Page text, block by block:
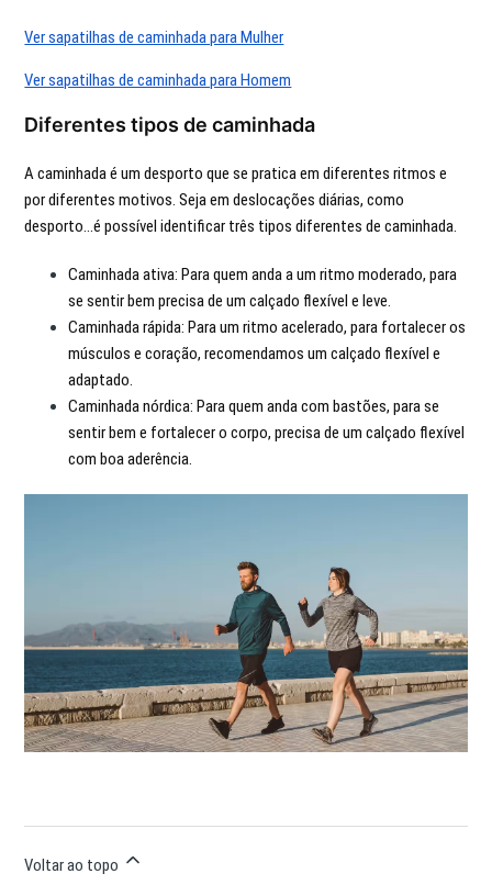
Ver sapatilhas de caminhada para Mulher
Ver sapatilhas de caminhada para Homem
Diferentes tipos de caminhada
A caminhada é um desporto que se pratica em diferentes ritmos e
por diferentes motivos. Seja em deslocações diárias, como
desporto...é possível identificar três tipos diferentes de caminhada.
Caminhada ativa: Para quem anda a um ritmo moderado, para
se sentir bem precisa de um calçado flexível e leve.
Caminhada rápida: Para um ritmo acelerado, para fortalecer os
músculos e coração, recomendamos um calçado flexível e
adaptado.
Caminhada nórdica: Para quem anda com bastões, para se
sentir bem e fortalecer o corpo, precisa de um calçado flexível
com boa aderência.
Voltar ao topo